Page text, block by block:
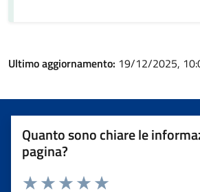
Ultimo aggiornamento: 19/12/2025,
Quanto sono chiare le
pagina?